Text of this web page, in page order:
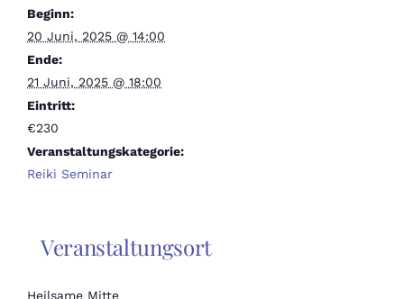
Beginn:
20 Juni, 2025 @ 14:00
Ende:
21 Juni, 2025 @ 18:00
Eintritt:
€230
Veranstaltungskategorie:
Reiki Seminar
Veranstaltungsort
Heilsame Mitte